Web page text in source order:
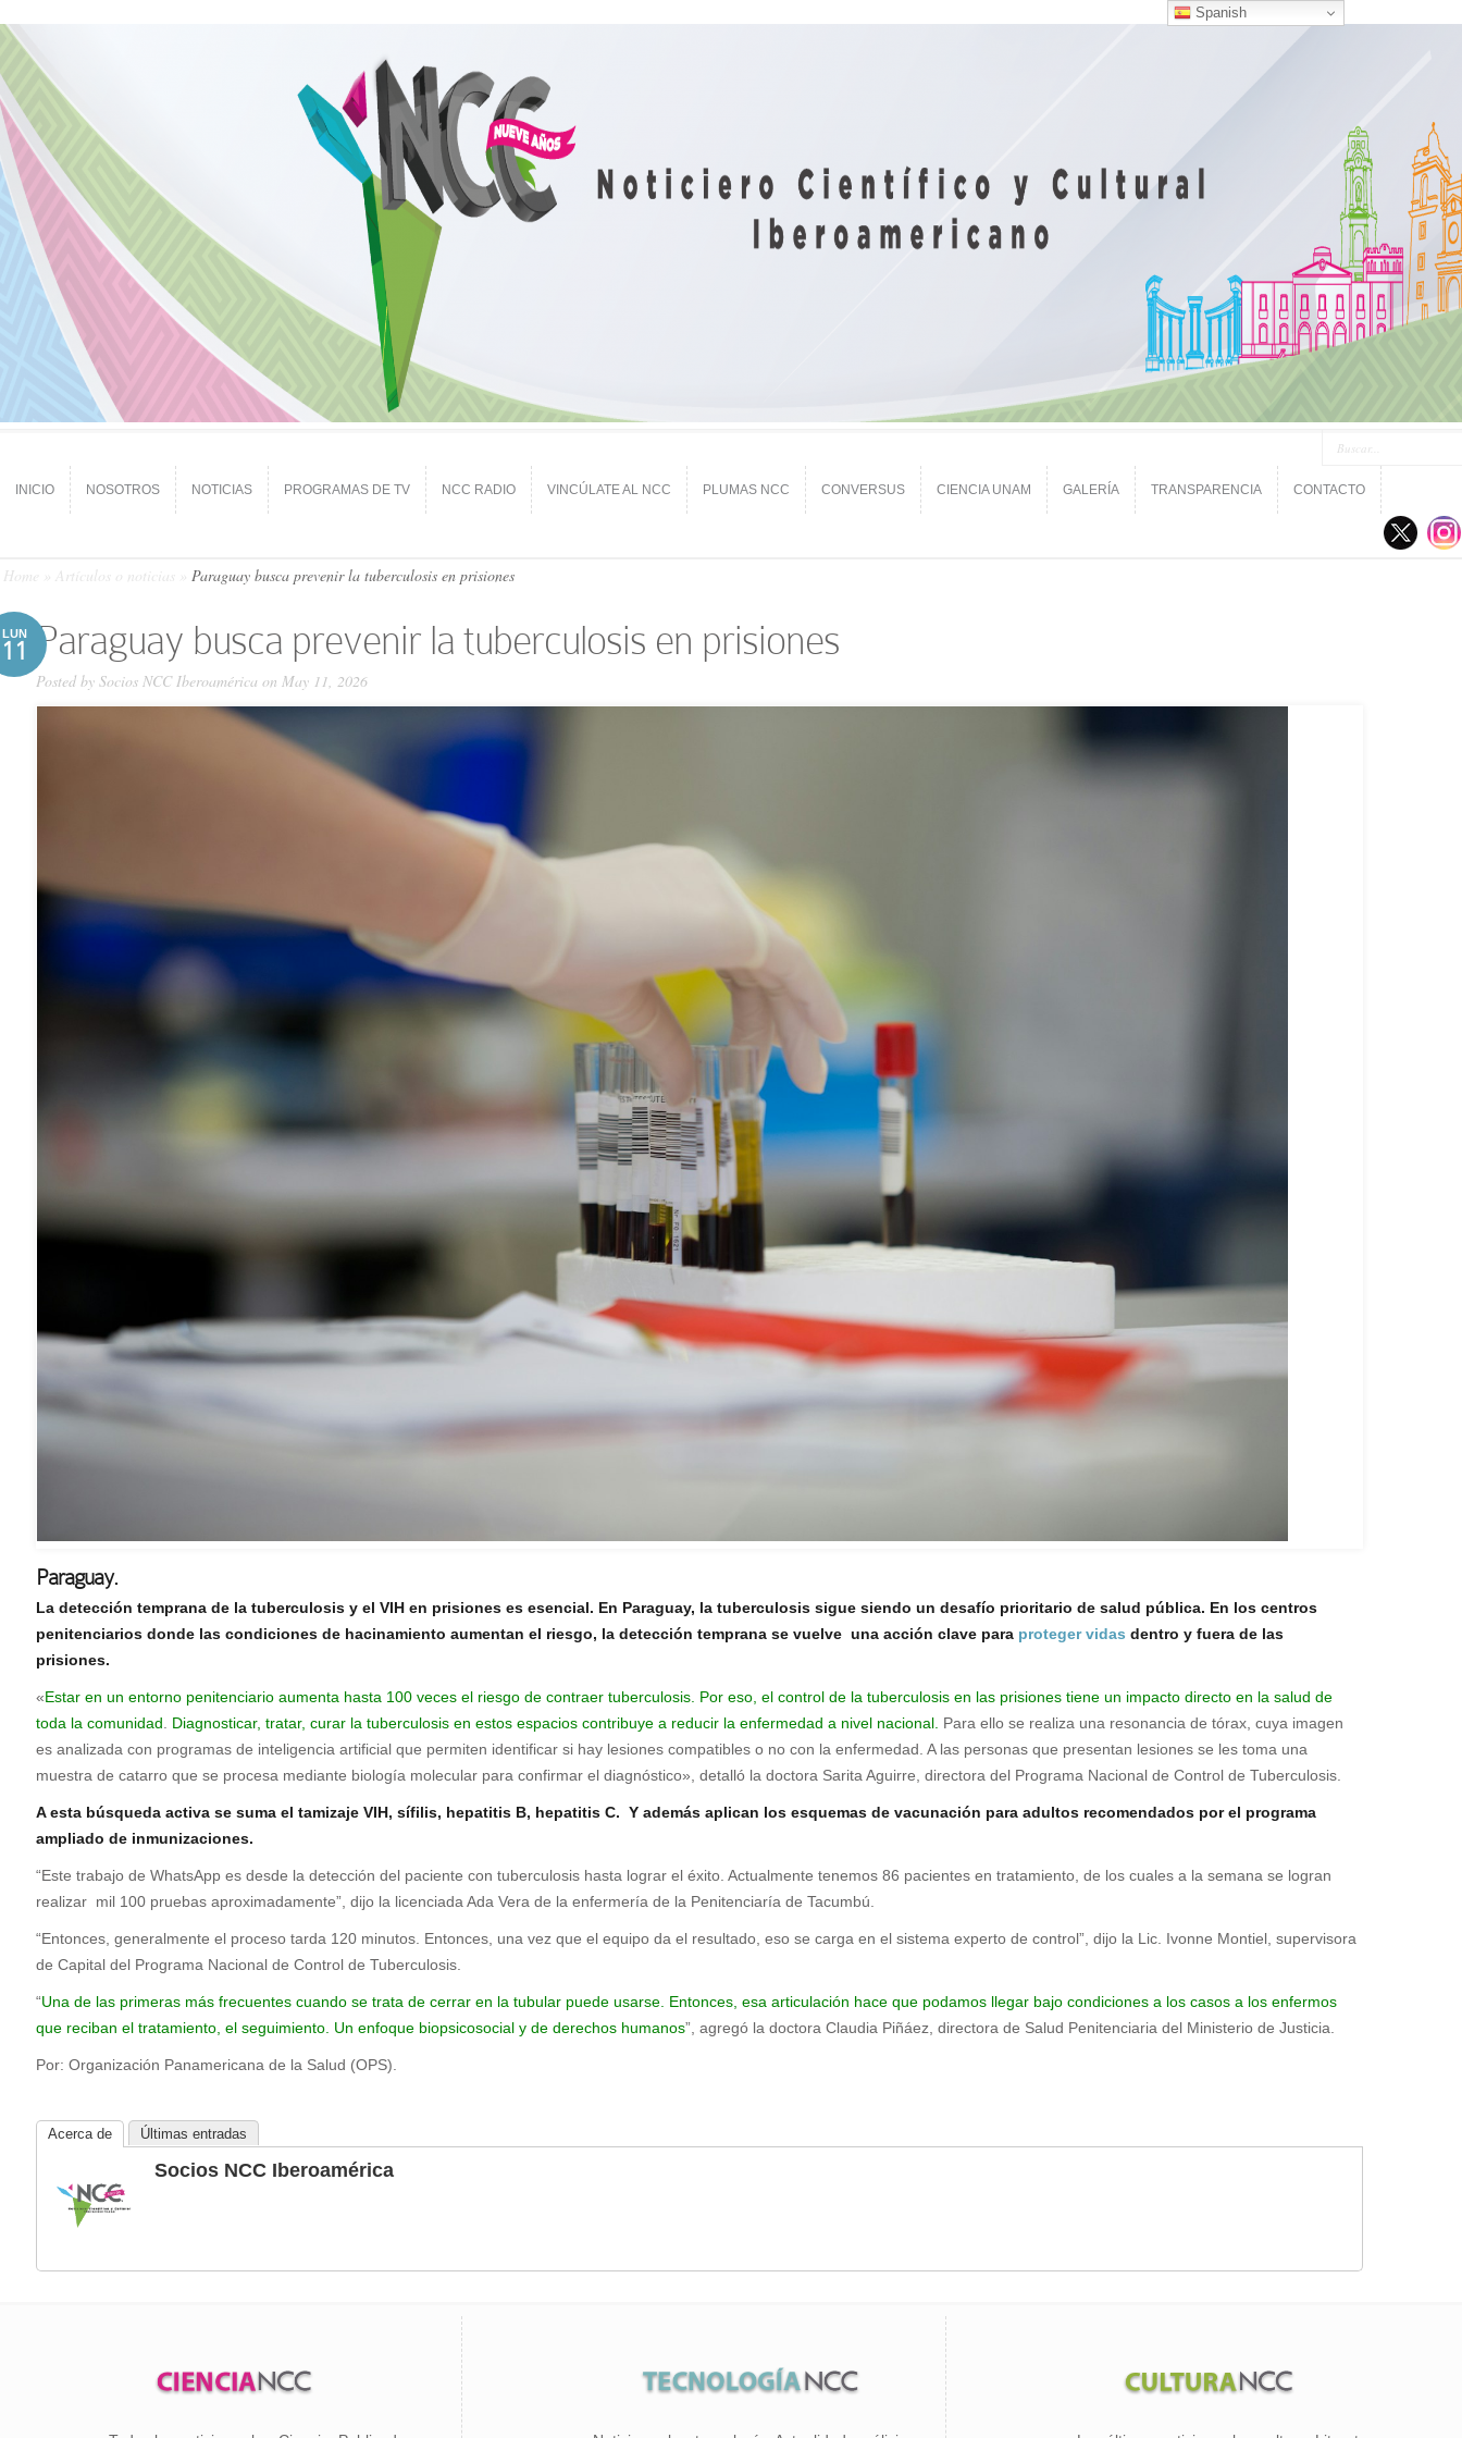
INICIO NOSOTROS NOTICIAS PROGRAMAS DE TV NCC RADIO VINCÚLATE AL NCC PLUMAS NCC CONVERSUS CIENCIA UNAM GALERÍA TRANSPARENCIA CONTACTO
Home Artículos o noticias Paraguay busca prevenir la tuberculosis en prisiones
LUN
11 Paraguay busca prevenir la tuberculosis en prisiones
Posted by Socios NCC Iberoamérica on May 11, 2026
Paraguay.
La detección temprana de la tuberculosis y el VIH en prisiones es esencial. En Paraguay, la tuberculosis sigue siendo un desafío prioritario de salud pública. En los centros
penitenciarios donde las condiciones de hacinamiento aumentan el riesgo, la detección temprana se vuelve una acción clave para proteger vidas dentro y fuera de las
prisiones.
«Estar en un entorno penitenciario aumenta hasta 100 veces el riesgo de contraer tuberculosis. Por eso, el control de la tuberculosis en las prisiones tiene un impacto directo en la salud de
toda la comunidad
Diagnosticar, tratar, curar la tuberculosis en estos espacios contribuye a reducir la enfermedad a nivel nacional. Para ello se realiza una resonancia de tórax, cuya imagen
es analizada con programas de inteligencia artificial que permiten identificar si hay lesiones compatibles o no con la enfermedad. A las personas que presentan lesiones se les toma una
muestra de catarro que se procesa mediante biología molecular para confirmar el diagnóstico», detalló la doctora Sarita Aguirre, directora del Programa Nacional de Control de Tuberculosis.
A esta búsqueda activa se suma el tamizaje VIH, sífilis, hepatitis B, hepatitis C. Y además aplican los esquemas de vacunación para adultos recomendados por el programa
ampliado de inmunizaciones.
“Este trabajo de WhatsApp es desde la detección del paciente con tuberculosis hasta lograr el éxito. Actualmente tenemos 86 pacientes en tratamiento, de los cuales a la semana se logran
realizar mil 100 pruebas aproximadamente”, dijo la licenciada Ada Vera de la enfermería de la Penitenciaría de Tacumbú.
“Entonces, generalmente el proceso tarda 120 minutos. Entonces, una vez que el equipo da el resultado, eso se carga en el sistema experto de control”, dijo la Lic. Ivonne Montiel, supervisora
de Capital del Programa Nacional de Control de Tuberculosis.
“Una de las primeras más frecuentes cuando se trata de cerrar en la tubular puede usarse. Entonces, esa articulación hace que podamos llegar bajo condiciones a los casos a los enfermos
que reciban el tratamiento, el seguimiento. Un enfoque biopsicosocial y de derechos humanos”, agregó la doctora Claudia Piñáez, directora de Salud Penitenciaria del Ministerio de Justicia.
Por: Organización Panamericana de la Salud (OPS).
Acerca de Últimas entradas
Socios NCC Iberoamérica
Spanish